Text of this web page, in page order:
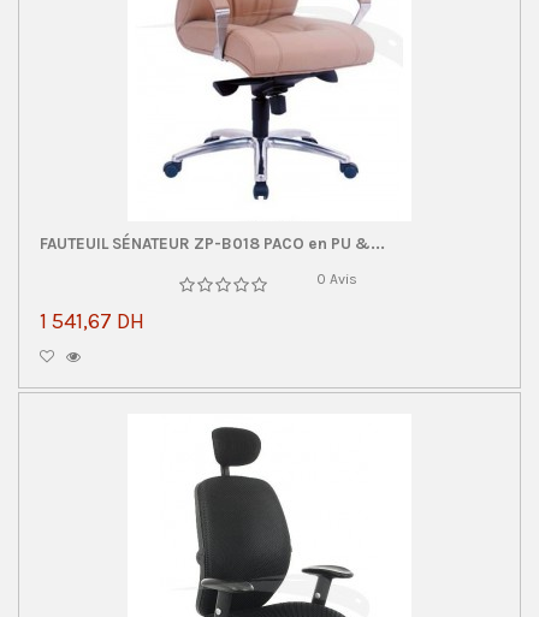
FAUTEUIL SÉNATEUR ZP-B018 PACO en PU &...
0 Avis
1 541,67 DH